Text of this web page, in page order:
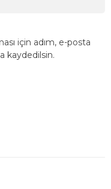
için adım, e-posta
kaydedilsin.